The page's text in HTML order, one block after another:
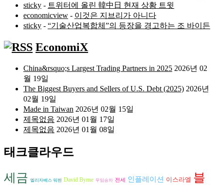
sticky - 트위터에 올린 韓中日 현재 상황 트윗
economicview - 이것은 지브리가 아니다
sticky - “기술산업복합체”의 등장을 경고하는 조 바이든
EconomiX
China&rsquo;s Largest Trading Partners in 2025 2026년 02
월 19일
The Biggest Buyers and Sellers of U.S. Debt (2025) 2026년
02월 19일
Made in Taiwan 2026년 02월 15일
제목없음 2026년 01월 17일
제목없음 2026년 01월 08일
태크클라우드
세금 엘리자베스 워렌 David Byrne 무임승차 전세 인플레이션 이스라엘 블